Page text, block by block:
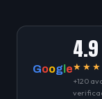
Goog e
4.9
+120